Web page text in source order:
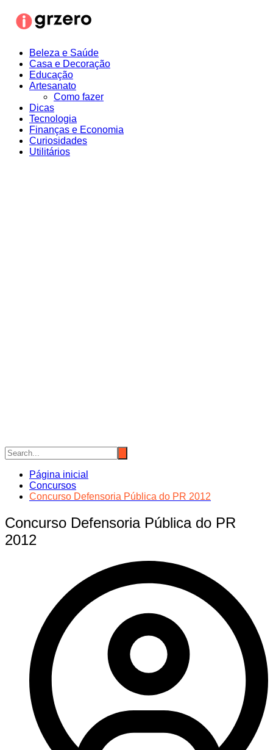
para
Beleza e Saúde
Casa e Decoração
Educação
Artesanato
Como fazer
Dicas
Tecnologia
Finanças e Economia
Curiosidades
Utilitários
Página inicial
Concursos
Concurso Defensoria Pública do PR 2012
Concurso Defensoria Pública do PR
2012